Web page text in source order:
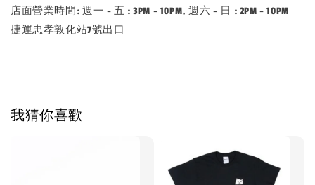
店面營業時間: 週一 - 五 : 3PM - 10PM, 週六 - 日 : 2PM - 10PM
捷運忠孝敦化站7號出口
我猜你喜歡